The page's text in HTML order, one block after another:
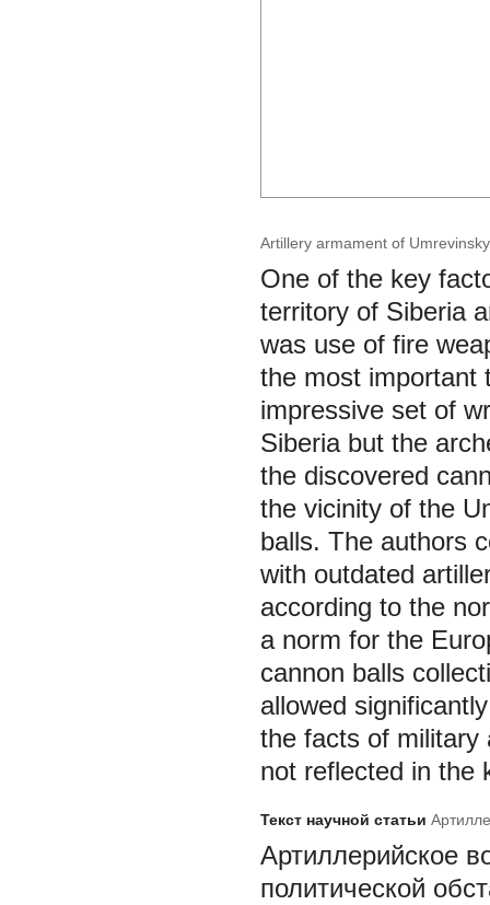
Artillery armament of
One of the key
territory of Siberia
was use of fire
the most important
impressive set of
Siberia but the
the discovered
the vicinity of the
balls. The authors
with outdated
according to the
a norm for the
cannon balls
allowed
the facts of military
not reflected in the
Текст научной статьи
Артиллерийское
политической